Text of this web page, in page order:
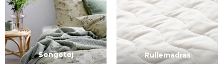
Sengetøj
Rullemadras